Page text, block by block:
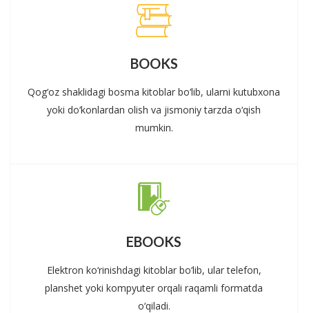
BOOKS
Qog‘oz shaklidagi bosma kitoblar bo‘lib, ularni kutubxona
yoki do‘konlardan olish va jismoniy tarzda o‘qish
mumkin.
EBOOKS
Elektron ko‘rinishdagi kitoblar bo‘lib, ular telefon,
planshet yoki kompyuter orqali raqamli formatda
o‘qiladi.